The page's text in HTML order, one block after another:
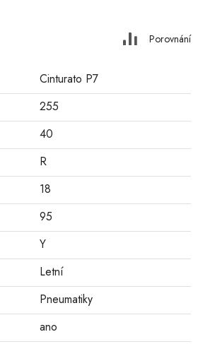
Porovnání
Cinturato P7
255
40
R
18
95
Y
Letní
Pneumatiky
ano